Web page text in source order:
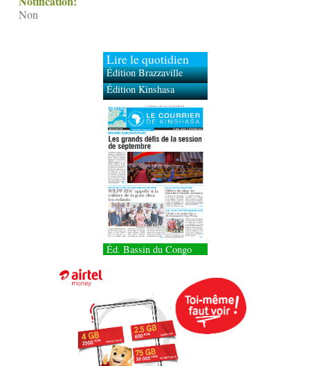
Non
Lire le quotidien
Édition Brazzaville
Édition Kinshasa
Éd. Bassin du Congo